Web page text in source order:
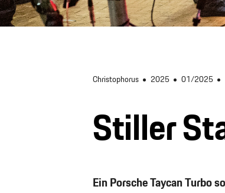
Christophorus 2025 01/2025
Stiller
Ein Porsche Taycan Turbo